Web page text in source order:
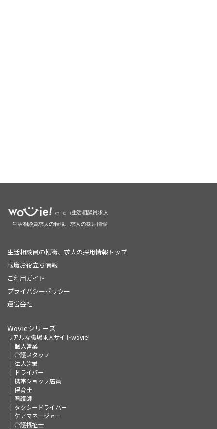
生活相談員の転職、求人の採用情報トップ
転職お役立ち情報
ご利用ガイド
プライバシーポリシー
運営会社
Wovieシリーズ
リアルな職場求人サイトwovie!
個人営業
介護スタッフ
法人営業
ドライバー
携帯ショップ店員
保育士
看護師
タクシードライバー
ケアマネージャー
介護福祉士